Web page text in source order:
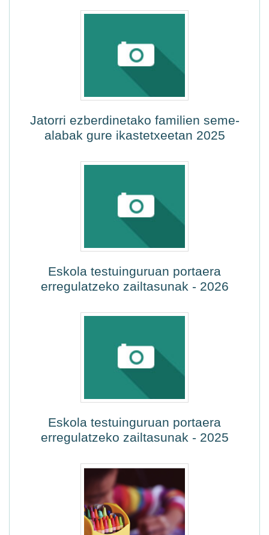
Jatorri ezberdinetako familien seme-
alabak gure ikastetxeetan 2025
Eskola testuinguruan portaera
erregulatzeko zailtasunak - 2026
Eskola testuinguruan portaera
erregulatzeko zailtasunak - 2025